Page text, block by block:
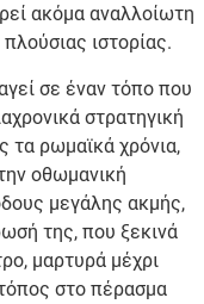
ακόμα αναλλοίωτη
ιστορίας.
σε έναν τόπο που
στρατηγική
τα ρωμαϊκά χρόνια,
οθωμανική
μεγάλης ακμής,
της, που ξεκινά
μαρτυρά μέχρι
στο πέρασμα